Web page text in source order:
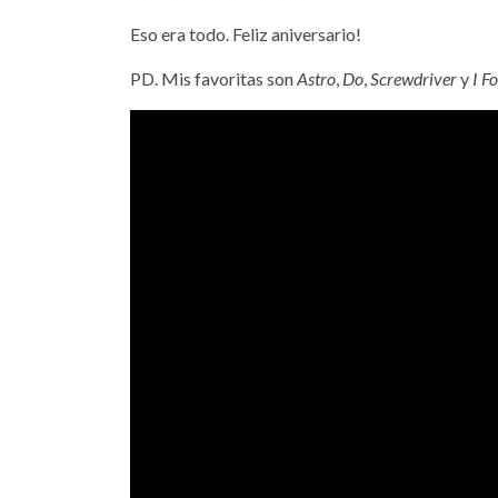
Eso era todo. Feliz aniversario!
PD. Mis favoritas sonAstro, Do,Screwdrivery I